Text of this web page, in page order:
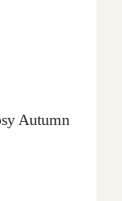
Autumn